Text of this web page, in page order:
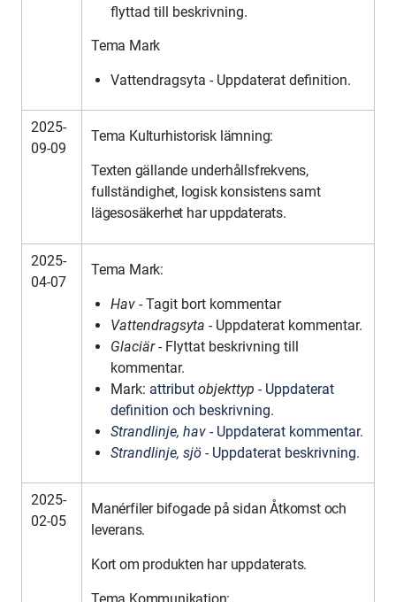
flyttad till beskrivning.
Tema Mark
Vattendragsyta - Uppdaterat definition.
2025-
09-09
Tema Kulturhistorisk lämning:
Texten gällande underhållsfrekvens,
fullständighet, logisk konsistens samt
lägesosäkerhet har uppdaterats.
2025-
04-07
Tema Mark:
Hav - Tagit bort kommentar
Vattendragsyta - Uppdaterat kommentar.
Glaciär- Flyttat beskrivning till
kommentar.
Mark: attribut objekttyp - Uppdaterat
definition och beskrivning.
Strandlinje, hav - Uppdaterat kommentar.
Strandlinje, sjö - Uppdaterat beskrivning.
2025-
02-05
Manérfiler bifogade på sidan Åtkomst och
leverans.
Kort om produkten har uppdaterats.